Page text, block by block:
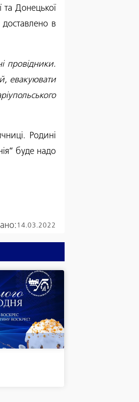
Донецької
в
провідники.
евакуювати
буде надо
14.03.2022